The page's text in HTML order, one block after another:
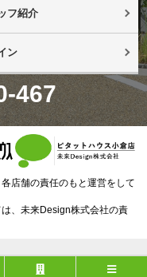
フ紹介
ン
467
店舗の責任のもと運営をして
、未来Design株式会社の責